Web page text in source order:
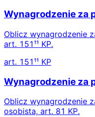
Wynagrodzenie za
Oblicz wynagrodzenie
art. 151¹¹ KP.
art. 151¹¹ KP
Wynagrodzenie za
Oblicz wynagrodzenie
osobista, art. 81 KP.